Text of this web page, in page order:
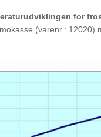
for
(varenr.: 12020)